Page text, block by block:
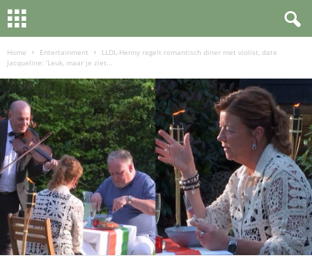
Home Entertainment
LLDL-Henny regelt romantisch diner met violist, date
Jacqueline: ‘Leuk, maar je ziet...